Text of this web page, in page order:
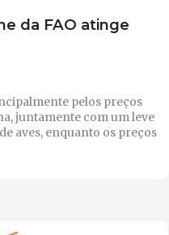
da FAO atinge
pelos preços
juntamente com um leve
aves, enquanto os preços